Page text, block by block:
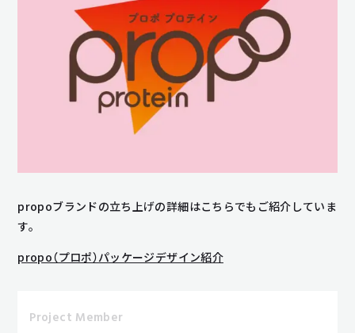
propoブランドの立ち上げの詳細はこちらでもご紹介していま
す。
propo（プロポ）パッケージデザイン紹介
Project Member